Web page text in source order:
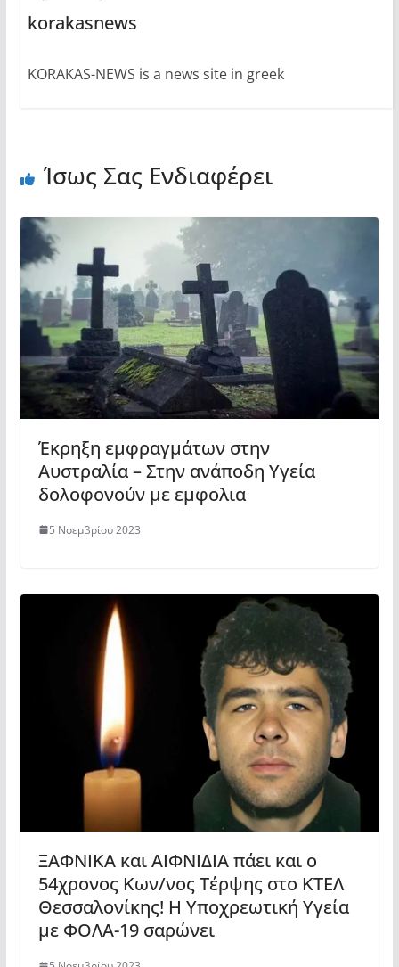
korakasnews
KORAKAS-NEWS is a news site in greek
Ίσως Σας Ενδιαφέρει
Έκρηξη εμφραγμάτων στην
Αυστραλία – Στην ανάποδη Υγεία
δολοφονούν με εμφολια
5 Νοεμβρίου 2023
ΞΑΦΝΙΚΑ και ΑΙΦΝΙΔΙΑ πάει και ο
54χρονος Κων/νος Τέρψης στο ΚΤΕΛ
Θεσσαλονίκης! Η Υποχρεωτική Υγεία
με ΦΟΛΑ-19 σαρώνει